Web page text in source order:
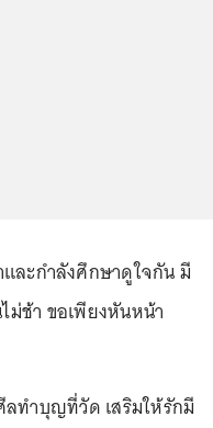
ละกำลังศึกษาดูใจกัน มี
ม่ช้า ขอเพียงหันหน้า
ลทำบุญที่วัด เสริมให้รักมี